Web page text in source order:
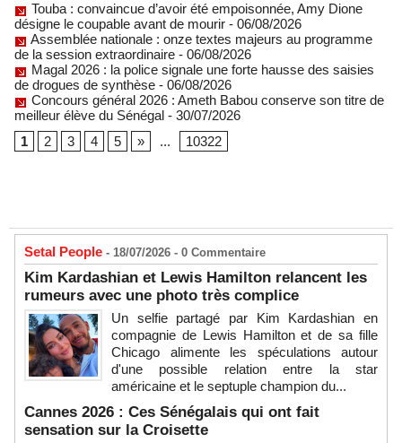
Touba : convaincue d’avoir été empoisonnée, Amy Dione
désigne le coupable avant de mourir - 06/08/2026
Assemblée nationale : onze textes majeurs au programme
de la session extraordinaire - 06/08/2026
Magal 2026 : la police signale une forte hausse des saisies
de drogues de synthèse - 06/08/2026
Concours général 2026 : Ameth Babou conserve son titre de
meilleur élève du Sénégal - 30/07/2026
1
2 3 4 5 » ... 10322
Setal People - 18/07/2026 - 0 Commentaire
Kim Kardashian et Lewis Hamilton relancent les
rumeurs avec une photo très complice
Un selfie partagé par Kim Kardashian en
compagnie de Lewis Hamilton et de sa fille
Chicago alimente les spéculations autour
d'une possible relation entre la star
américaine et le septuple champion du...
Cannes 2026 : Ces Sénégalais qui ont fait
sensation sur la Croisette